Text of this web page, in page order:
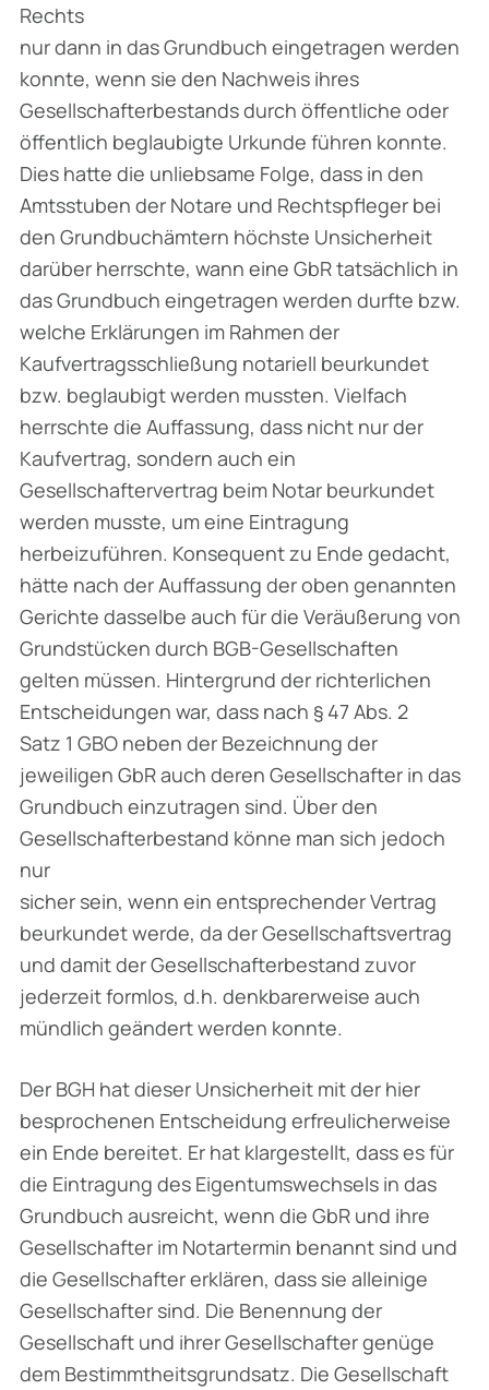
Rechts
nur dann in das Grundbuch eingetragen werden
konnte, wenn sie den Nachweis ihres
Gesellschafterbestands durch öffentliche oder
öffentlich beglaubigte Urkunde führen konnte.
Dies hatte die unliebsame Folge, dass in den
Amtsstuben der Notare und Rechtspfleger bei
den Grundbuchämtern höchste Unsicherheit
darüber herrschte, wann eine GbR tatsächlich in
das Grundbuch eingetragen werden durfte bzw.
welche Erklärungen im Rahmen der
Kaufvertragsschließung notariell beurkundet
bzw. beglaubigt werden mussten. Vielfach
herrschte die Auffassung, dass nicht nur der
Kaufvertrag, sondern auch ein
Gesellschaftervertrag beim Notar beurkundet
werden musste, um eine Eintragung
herbeizuführen. Konsequent zu Ende gedacht,
hätte nach der Auffassung der oben genannten
Gerichte dasselbe auch für die Veräußerung von
Grundstücken durch BGB-Gesellschaften
gelten müssen. Hintergrund der richterlichen
Entscheidungen war, dass nach § 47 Abs. 2
Satz 1 GBO neben der Bezeichnung der
jeweiligen GbR auch deren Gesellschafter in das
Grundbuch einzutragen sind. Über den
Gesellschafterbestand könne man sich jedoch
nur
sicher sein, wenn ein entsprechender Vertrag
beurkundet werde, da der Gesellschaftsvertrag
und damit der Gesellschafterbestand zuvor
jederzeit formlos, d.h. denkbarerweise auch
mündlich geändert werden konnte.
Der BGH hat dieser Unsicherheit mit der hier
besprochenen Entscheidung erfreulicherweise
ein Ende bereitet. Er hat klargestellt, dass es für
die Eintragung des Eigentumswechsels in das
Grundbuch ausreicht, wenn die GbR und ihre
Gesellschafter im Notartermin benannt sind und
die Gesellschafter erklären, dass sie alleinige
Gesellschafter sind. Die Benennung der
Gesellschaft und ihrer Gesellschafter genüge
dem Bestimmtheitsgrundsatz. Die Gesellschaft